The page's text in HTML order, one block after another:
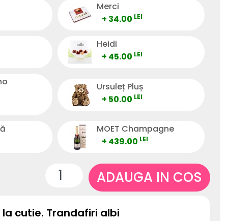
Merci
+ 34.00 LEI
Heidi
+ 45.00 LEI
Ursuleț Pluș
+ 50.00 LEI
MOET Champagne
+ 439.00 LEI
ADAUGA IN COS
la cutie. Trandafiri albi